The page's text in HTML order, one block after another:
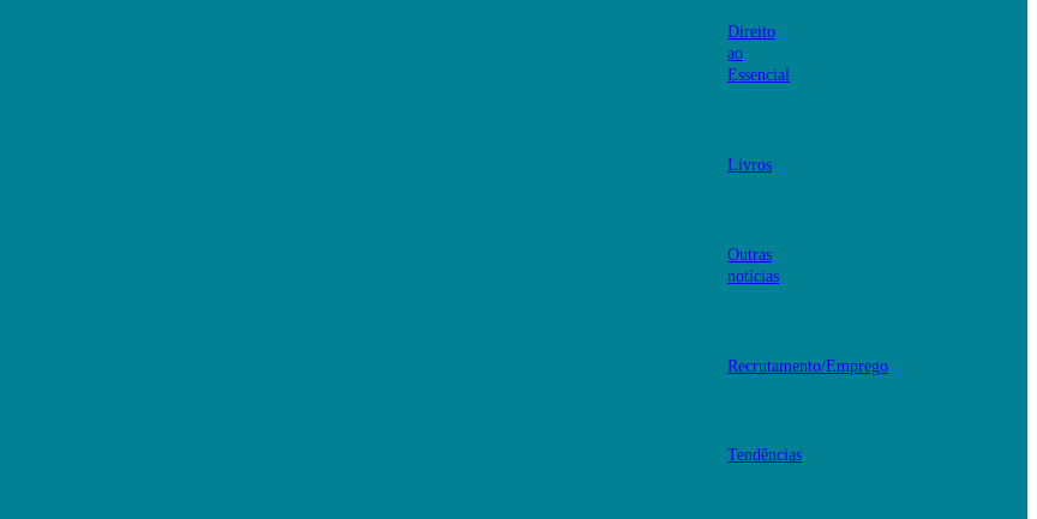
Direito
ao
Essencial
Livros
Outras
notícias
Recrutamento/Emprego
Tendências